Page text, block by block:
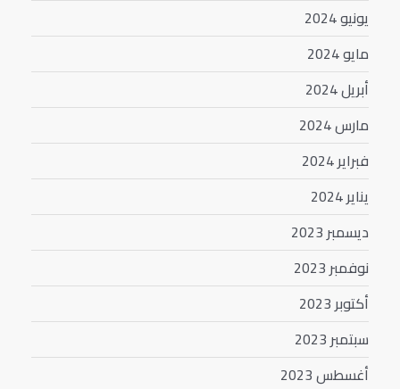
يونيو 2024
مايو 2024
أبريل 2024
مارس 2024
فبراير 2024
يناير 2024
ديسمبر 2023
نوفمبر 2023
أكتوبر 2023
سبتمبر 2023
أغسطس 2023